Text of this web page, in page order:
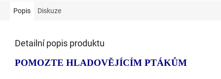
Popis Diskuze
Detailní popis produktu
POMOZTE HLADOVĚJÍCÍM PTÁKŮM